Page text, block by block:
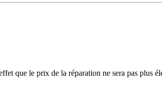
que le prix de la réparation ne sera pas plus